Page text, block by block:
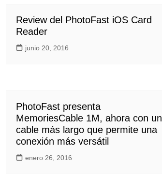
Review del PhotoFast iOS Card
Reader
junio 20, 2016
PhotoFast presenta
MemoriesCable 1M, ahora con un
cable más largo que permite una
conexión más versátil
enero 26, 2016